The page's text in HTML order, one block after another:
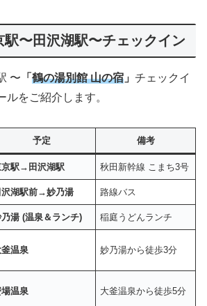
駅〜田沢湖駅〜チェックイン
〜 「 鶴の湯別館 山の宿 」 チェックイ
ルをご紹介します。
予定 備考
京駅→田沢湖駅 秋田新幹線 こまち3号
沢湖駅前→妙乃湯 路線バス
乃湯 (温泉＆ランチ) 稲庭うどんランチ
温泉 妙乃湯から徒歩3分
温泉 大釜温泉から徒歩5分